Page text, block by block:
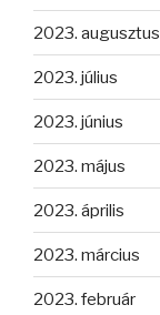
2023. augusztus
2023. július
2023. június
2023. május
2023. április
2023. március
2023. február